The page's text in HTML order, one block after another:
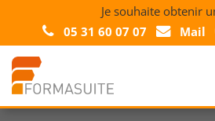
Je souhaite obtenir
05 31 60 07 07
Mail